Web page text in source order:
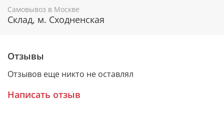
Каждая икона размещается в красивой деревянной
шкатулке из натурального дерева с откидной
крышкой и замочком.
Очень удобно для особого подарка!
Самовывоз в Москве
Склад, м. Сходненская
Отзывы
Отзывов еще никто не оставлял
Написать отзыв